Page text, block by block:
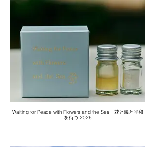
Waiting for Peace with Flowers and the Sea 花と海と平和
を待つ 2026